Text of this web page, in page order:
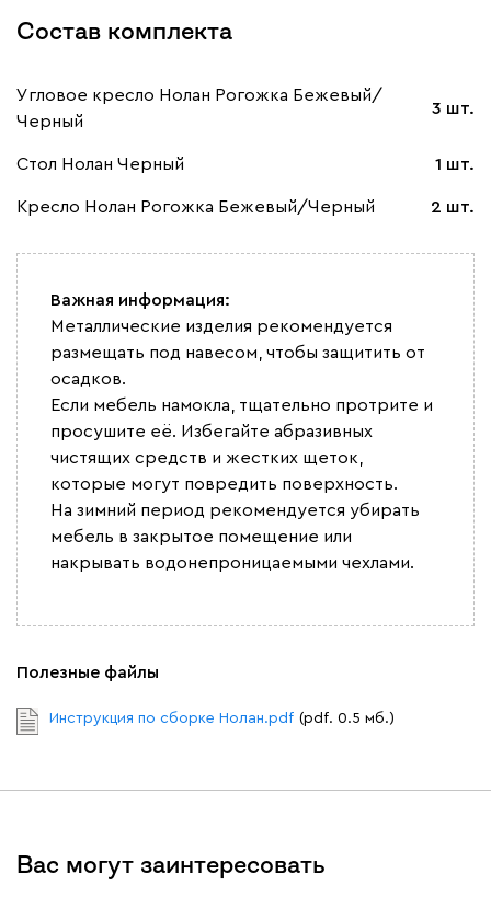
Состав комплекта
Угловое кресло Нолан Рогожка Бежевый/
Черный
3 шт.
Стол Нолан Черный 1 шт.
Кресло Нолан Рогожка Бежевый/Черный 2 шт.
Важная информация:
Металлические изделия рекомендуется
размещать под навесом, чтобы защитить от
осадков.
Если мебель намокла, тщательно протрите и
просушите её. Избегайте абразивных
чистящих средств и жестких щеток,
которые могут повредить поверхность.
На зимний период рекомендуется убирать
мебель в закрытое помещение или
накрывать водонепроницаемыми чехлами.
Полезные файлы
Инструкция по сборке Нолан.pdf (pdf. 0.5 мб.)
Вас могут заинтересовать